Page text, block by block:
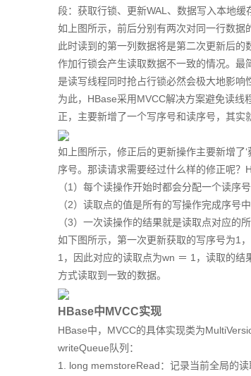
段：获取行锁、更新WAL、数据写入本地缓
如上图所示，前后分别有两次对同一行数据
此时读到的第一列数据将是第二次更新后
作加行锁会产生读取数据不一致的情况。
是读写线程同时抢占行锁必然会极大地影响
为此，HBase采用MVCC解决方案避免读
正，主要新增了一个写序号和读序号，其实
如上图所示，修正后的更新操作主要新增了
序号。那读请求需要经过什么样的修正呢？
（1）每个读操作开始时都会分配一个读序
（2）读取点的值是所有的写操作完成序号
（3）一次读操作的结果就是读取点对应的
如下图所示，第一次更新获取的写序号为1
1，因此对应的读取点为wn ＝ 1，读取的
方式读取到一致的数据。
HBase中MVCC实现
HBase中，MVCC的具体实现类为
writeQueue队列：
1. long memstoreRead：记录当前全局的